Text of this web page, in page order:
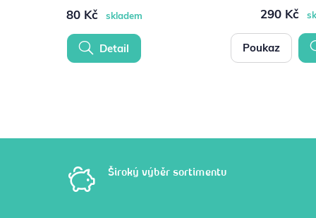
80 Kč skladem
Detail
290 Kč
Poukaz
Široký výběr sortimentu